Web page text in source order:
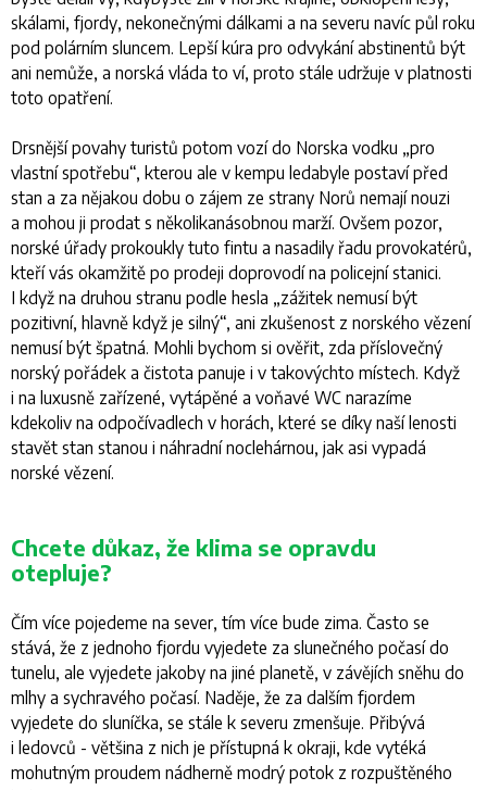
skálami, fjordy, nekonečnými dálkami a na severu navíc půl roku
pod polárním sluncem. Lepší kúra pro odvykání abstinentů být
ani nemůže, a norská vláda to ví, proto stále udržuje v platnosti
toto opatření.
Drsnější povahy turistů potom vozí do Norska vodku „pro
vlastní spotřebu“, kterou ale v kempu ledabyle postaví před
stan a za nějakou dobu o zájem ze strany Norů nemají nouzi
a mohou ji prodat s několikanásobnou marží. Ovšem pozor,
norské úřady prokoukly tuto fintu a nasadily řadu provokatérů,
kteří vás okamžitě po prodeji doprovodí na policejní stanici.
I když na druhou stranu podle hesla „zážitek nemusí být
pozitivní, hlavně když je silný“, ani zkušenost z norského vězení
nemusí být špatná. Mohli bychom si ověřit, zda příslovečný
norský pořádek a čistota panuje i v takovýchto místech. Když
i na luxusně zařízené, vytápěné a voňavé WC narazíme
kdekoliv na odpočívadlech v horách, které se díky naší lenosti
stavět stan stanou i náhradní noclehárnou, jak asi vypadá
norské vězení.
Chcete důkaz, že klima se opravdu
otepluje?
Čím více pojedeme na sever, tím více bude zima. Často se
stává, že z jednoho fjordu vyjedete za slunečného počasí do
tunelu, ale vyjedete jakoby na jiné planetě, v závějích sněhu do
mlhy a sychravého počasí. Naděje, že za dalším fjordem
vyjedete do sluníčka, se stále k severu zmenšuje. Přibývá
i ledovců - většina z nich je přístupná k okraji, kde vytéká
mohutným proudem nádherně modrý potok z rozpuštěného